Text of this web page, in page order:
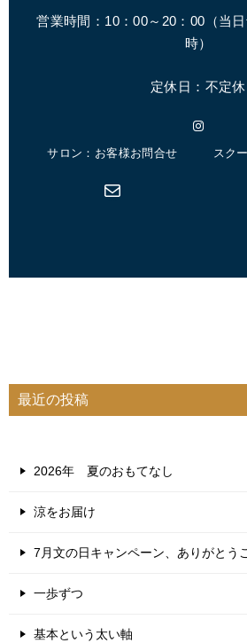
営業時間：10：00～20：00（当
時）
定休日：不定休
Instagram
サロン：お客様お問合せ
メール
スク
最近の投稿
2026年 夏のおもてなし
涼をお届け
7月文の日キャンペーン、ありがとう
一歩ずつ
基本という太い軸